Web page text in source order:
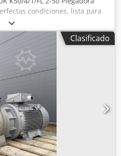
condiciones, lista para
Formato: 500x700mm.
min Equipamiento: 4
electrónicamente por
transversal Primer cassette
continuo mediante panel
con función de
de plegado
insonorizada elevada Rodillo
herramientas de
FL2-50 con unidad
con unidad de control
velocidad continuo.
Clasificado